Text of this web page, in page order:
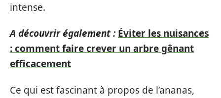
intense.
A découvrir également : Éviter les nuisances
: comment faire crever un arbre gênant
efficacement
Ce qui est fascinant à propos de l’ananas,